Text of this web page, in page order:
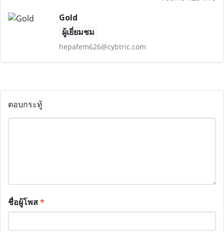
Gold
ผู้เยี่ยมชม
hepafem626@cybtric.com
ตอบกระทู้
ชื่อผู้โพส*